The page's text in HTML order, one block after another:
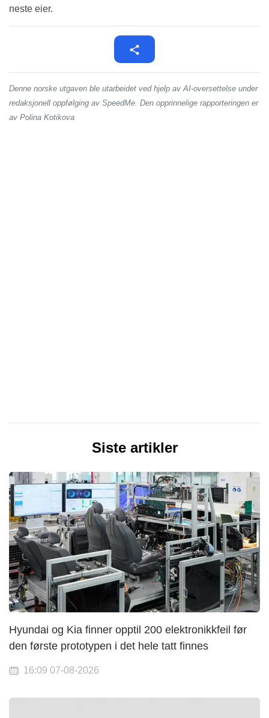
neste eier.
Denne norske utgaven ble utarbeidet ved hjelp av AI-oversettelse under
redaksjonell oppfølging av SpeedMe. Den opprinnelige rapporteringen er
av Polina Kotikova
Siste artikler
Hyundai og Kia finner opptil 200 elektronikkfeil før
den første prototypen i det hele tatt finnes
16:09 07-08-2026